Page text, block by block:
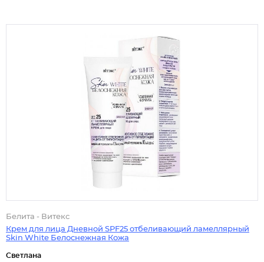
Белита - Витекс
Крем для лица Дневной SPF25 отбеливающий ламеллярный
Skin White Белоснежная Кожа
Светлана